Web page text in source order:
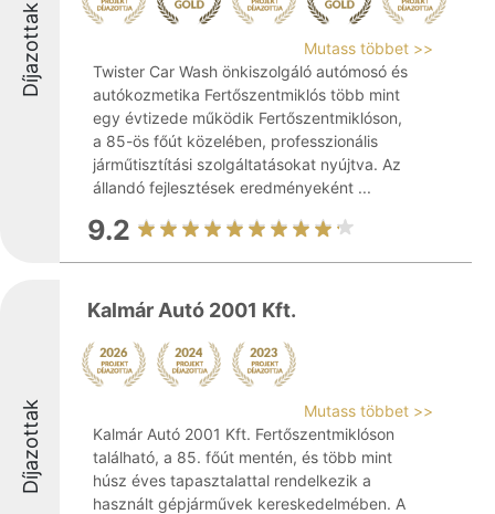
Díjazottak
Mutass többet >>
Twister Car Wash önkiszolgáló autómosó és
autókozmetika Fertőszentmiklós több mint
egy évtizede működik Fertőszentmiklóson,
a 85-ös főút közelében, professzionális
járműtisztítási szolgáltatásokat nyújtva. Az
állandó fejlesztések eredményeként ...
9.2
Díjazottak
Kalmár Autó 2001 Kft.
Mutass többet >>
Kalmár Autó 2001 Kft. Fertőszentmiklóson
található, a 85. főút mentén, és több mint
húsz éves tapasztalattal rendelkezik a
használt gépjárművek kereskedelmében. A